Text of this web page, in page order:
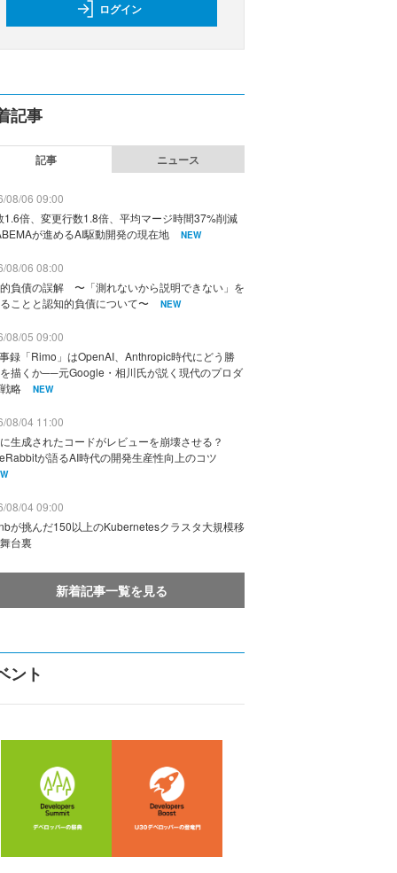
ログイン
記事
記事 ニュース
08/06 09:00
1.6倍、変更行数1.8倍、平均マージ時間37%削減
が進めるAI駆動開発の現在地
NEW
08/06 08:00
負債の誤解 〜「測れないから説明できない」を
ことと認知的負債について〜
NEW
08/05 09:00
録「Rimo」はOpenAI、Anthropic時代にどう勝
描くか──元Google・相川氏が説く現代のプロダ
略
NEW
08/04 11:00
生成されたコードがレビューを崩壊させる？
が語るAI時代の開発生産性向上のコツ
08/04 09:00
が挑んだ150以上のKubernetesクラスタ大規模移
台裏
新着記事一覧を見る
ント